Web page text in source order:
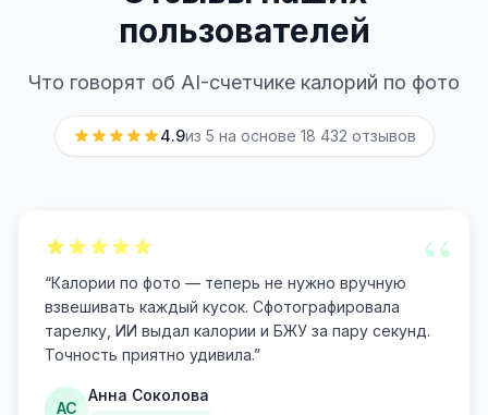
пользователей
Что говорят об AI-счетчике калорий по фото
4.9из 5 на основе 18 432 отзывов
“
“Калории по фото — теперь не нужно вручную
взвешивать каждый кусок. Сфотографировала
тарелку, ИИ выдал калории и БЖУ за пару секунд.
Точность приятно удивила.”
АС
Анна Соколова